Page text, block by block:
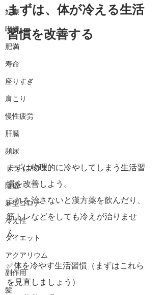
妊娠
喫煙
肥満
寿命
座りすぎ
肩こり
慢性疲労
肝臓
頻尿
ドライマウス
陰虚
新型コロナ
冷え性
ダイエット
アクアリウム
副作用
髪
まずは、体が冷える生活
習慣を改善する
まずは物理的に冷やしてしまう生活習
慣を改善しよう。
これを治さないと漢方薬を飲んだり、
筋トレなどをしても冷えが治りませ
ん。
✅体を冷やす生活習慣（まずはこれら
を見直しましょう）